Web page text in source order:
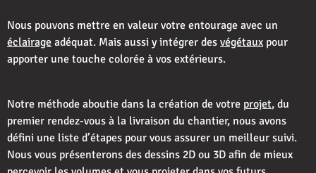
Nous pouvons mettre en valeur votre entourage avec un
éclairage adéquat. Mais aussi y intégrer des végétaux pour
apporter une touche colorée à vos extérieurs.
Notre méthode aboutie dans la création de votre projet, du
premier rendez-vous à la livraison du chantier, nous avons
défini une liste d’étapes pour vous assurer un meilleur suivi.
Nous vous présenterons des dessins 2D ou 3D afin de mieux